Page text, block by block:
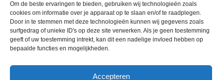
Om de beste ervaringen te bieden, gebruiken wij technologieën zoals
cookies om informatie over je apparaat op te slaan en/of te raadplegen.
Door in te stemmen met deze technologieën kunnen wij gegevens zoals
surfgedrag of unieke ID's op deze site verwerken. Als je geen toestemming
geeft of uw toestemming intrekt, kan dit een nadelige invloed hebben op
bepaalde functies en mogelijkheden.
Accepteren
Zoeken